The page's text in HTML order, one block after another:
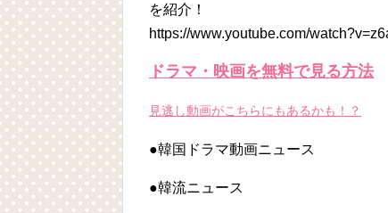
Powered by livedoor 相互RSS
YUCHUN ♥ LOVE 15 「成均館 5話」
俳優カン・ギヨン、突然の熱愛宣言…
を紹介！
https://www.youtube.com/
ドラマ・映画を無料で見る方法
見逃し動画がこちらにもあるかも！？
●韓国ドラマ動画ニュース
●韓流ニュース